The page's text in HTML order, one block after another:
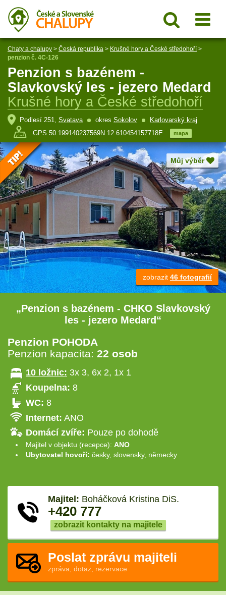
Chaty a chalupy > Česká republika > Krušné hory a České středohoří >
penzion č. 4C-126
Penzion s bazénem -
Slavkovský les - jezero Medard
Krušné hory a České středohoří
Podlesí 251, Svatava okres Sokolov
Karlovarský kraj
GPS 50.199140237569N 12.610454157718E
mapa
Můj výběr
zobrazit 46 fotografií
„Penzion s bazénem - CHKO Slavkovský
les - jezero Medard“
Penzion POHODA
Penzion kapacita: 22 osob
10 ložnic: 3x 3, 6x 2, 1x 1
Koupelna: 8
WC: 8
Internet: ANO
Domácí zvíře: Pouze po dohodě
Majitel v objektu (recepce): ANO
Ubytovatel hovoří: česky, slovensky, německy
Majitel: Boháčková Kristina DiS.
+420 777
zobrazit kontakty na majitele
Poslat zprávu majiteli
zpráva, dotaz, rezervace